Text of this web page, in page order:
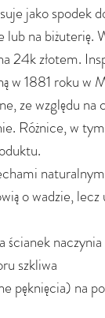
jako spodek
lub na biżuterię.
24k złotem.
w 1881 roku
ze względu
Różnice, w
o wadzie,
ścianek naczynia
szkliwa
pęknięcia) na